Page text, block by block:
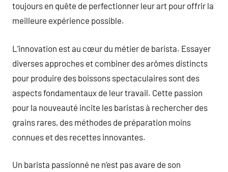
toujours en quête de perfectionner leur art pour offrir la
meilleure expérience possible.
L’innovation est au cœur du métier de barista. Essayer
diverses approches et combiner des arômes distincts
pour produire des boissons spectaculaires sont des
aspects fondamentaux de leur travail. Cette passion
pour la nouveauté incite les baristas à rechercher des
grains rares, des méthodes de préparation moins
connues et des recettes innovantes.
Un barista passionné ne n’est pas avare de son